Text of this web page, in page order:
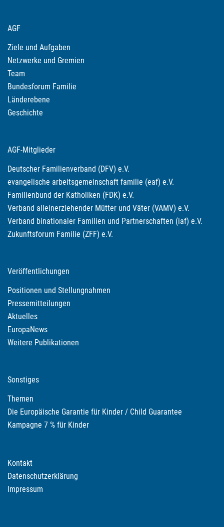
AGF
Ziele und Aufgaben
Netzwerke und Gremien
Team
Bundesforum Familie
Länderebene
Geschichte
AGF-Mitglieder
Deutscher Familienverband (DFV) e.V.
evangelische arbeitsgemeinschaft familie (eaf) e.V.
Familienbund der Katholiken (FDK) e.V.
Verband alleinerziehender Mütter und Väter (VAMV) e.V.
Verband binationaler Familien und Partnerschaften (iaf) e.V.
Zukunftsforum Familie (ZFF) e.V.
Veröffentlichungen
Positionen und Stellungnahmen
Pressemitteilungen
Aktuelles
EuropaNews
Weitere Publikationen
Sonstiges
Themen
Die Europäische Garantie für Kinder / Child Guarantee
Kampagne 7 % für Kinder
Kontakt
Datenschutzerklärung
Impressum